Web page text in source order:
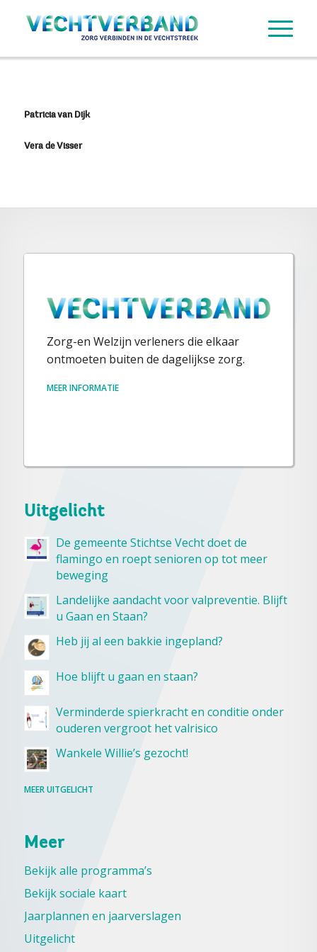
Patricia van Dijk
Vera de Visser
Zorg-en Welzijn verleners die elkaar
ontmoeten buiten de dagelijkse zorg.
MEER INFORMATIE
Uitgelicht
De gemeente Stichtse Vecht doet de
flamingo en roept senioren op tot meer
beweging
Landelijke aandacht voor valpreventie. Blijft
u Gaan en Staan?
Heb jij al een bakkie ingepland?
Hoe blijft u gaan en staan?
Verminderde spierkracht en conditie onder
ouderen vergroot het valrisico
Wankele Willie’s gezocht!
MEER UITGELICHT
Meer
Bekijk alle programma’s
Bekijk sociale kaart
Jaarplannen en jaarverslagen
Uitgelicht